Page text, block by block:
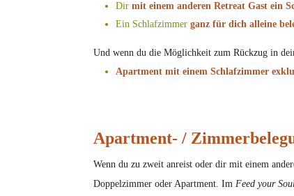
Dirmit einem anderen Retreat Gast ein
Ein Schlafzimmerganz für dich alleine
Und wenn du die Möglichkeit zum Rückzug in
Apartment mit einemSchlafzimmer
Apartment- /
Wenn du zu zweit anreist oder dir mit einem
Doppelzimmer oder Apartment. ImFeed your